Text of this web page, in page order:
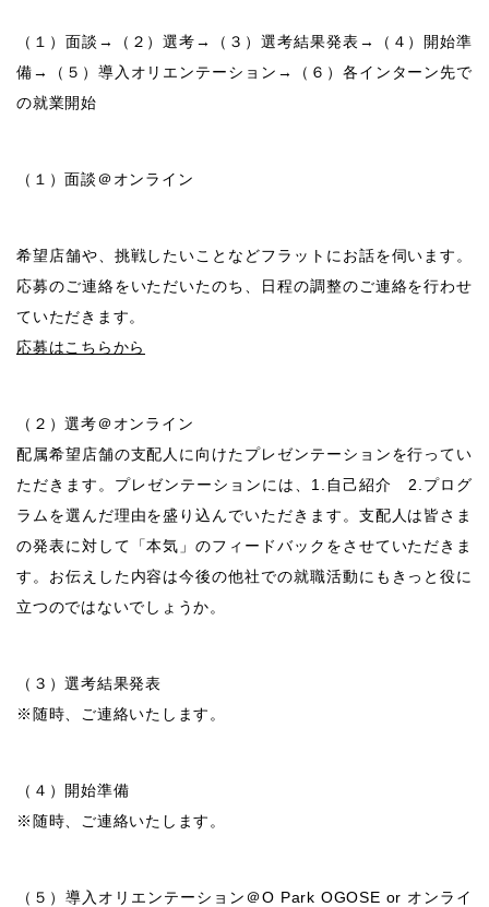
（１）面談→（２）選考→（３）選考結果発表→（４）開始準
備→（５）導入オリエンテーション→（６）各インターン先で
の就業開始
（１）面談＠オンライン
希望店舗や、挑戦したいことなどフラットにお話を伺います。
応募のご連絡をいただいたのち、日程の調整のご連絡を行わせ
ていただきます。
応募はこちらから
（２）選考＠オンライン
配属希望店舗の支配人に向けたプレゼンテーションを行ってい
ただきます。プレゼンテーションには、1.自己紹介 2.プログ
ラムを選んだ理由を盛り込んでいただきます。支配人は皆さま
の発表に対して「本気」のフィードバックをさせていただきま
す。お伝えした内容は今後の他社での就職活動にもきっと役に
立つのではないでしょうか。
（３）選考結果発表
※随時、ご連絡いたします。
（４）開始準備
※随時、ご連絡いたします。
（５）導入オリエンテーション＠O Park OGOSE or オンライ